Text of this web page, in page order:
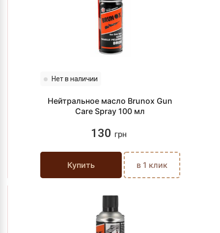
Нет в наличии
Нейтральное масло Brunox Gun
Care Spray 100 мл
130 грн
Купить в 1 клик